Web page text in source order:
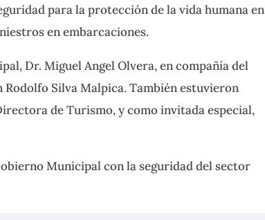
para la protección de lavida humana en
en embarcaciones.
Dr. Miguel Angel Olvera, en compañía del
Silva Malpica. También estuvieron
de Turismo, y como invitada especial,
Municipal con la seguridad del sector